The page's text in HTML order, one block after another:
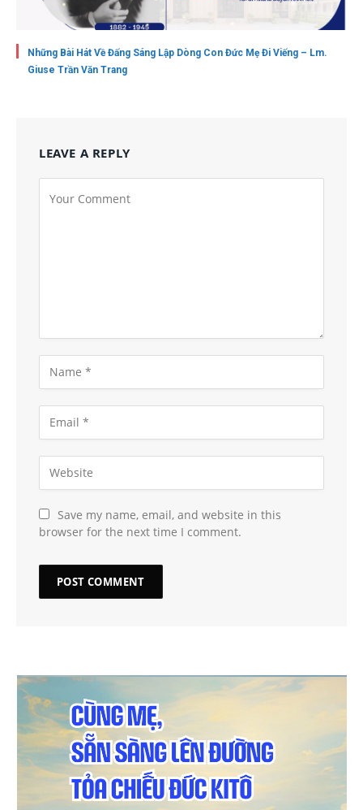
Những Bài Hát Về Đấng Sáng Lập Dòng Con Đức Mẹ Đi Viếng – Lm.
Giuse Trần Văn Trang
LEAVE A REPLY
Save my name, email, and website in this
browser for the next time I comment.